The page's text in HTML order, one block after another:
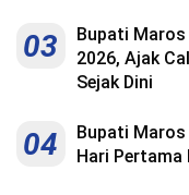
03
Bupati Maros
2026, Ajak
Sejak Dini
04
Bupati Maros
Hari Pertama